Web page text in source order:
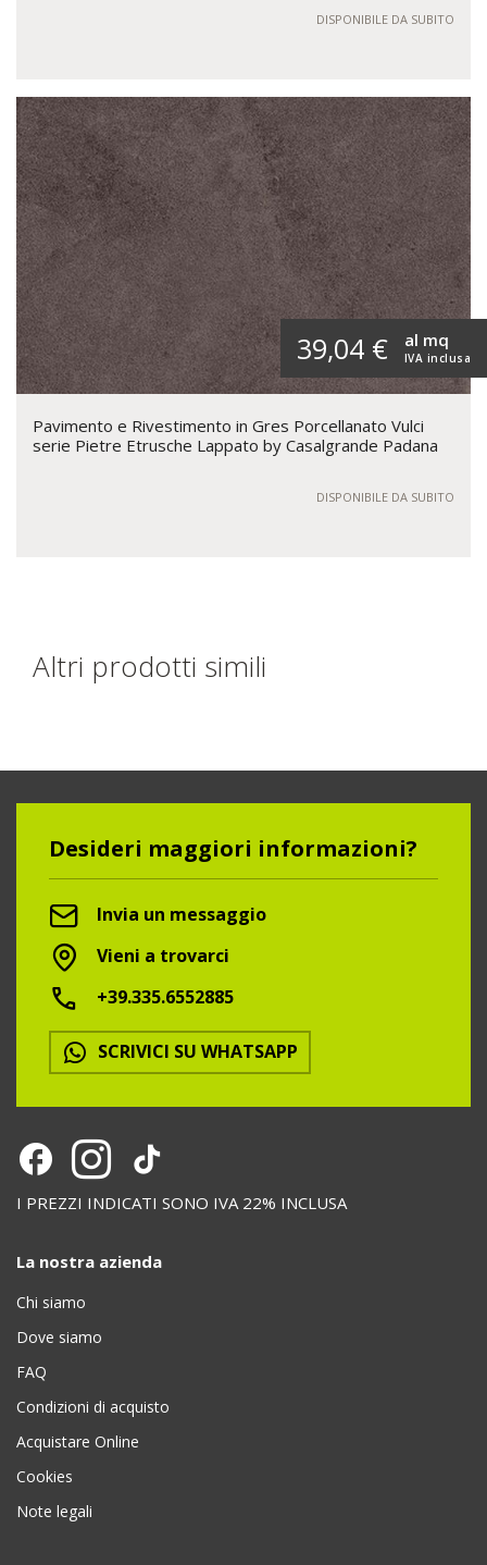
DISPONIBILE DA SUBITO
39,04 € IVA inclusa
al mq
Pavimento e Rivestimento in Gres Porcellanato Vulci
serie Pietre Etrusche Lappato by Casalgrande Padana
DISPONIBILE DA SUBITO
Altri prodotti simili
Desideri maggiori informazioni?
Invia un messaggio
Vieni a trovarci
+39.335.6552885
SCRIVICI SU WHATSAPP
I PREZZI INDICATI SONO IVA 22% INCLUSA
La nostra azienda
Chi siamo
Dove siamo
FAQ
Condizioni di acquisto
Acquistare Online
Cookies
Note legali